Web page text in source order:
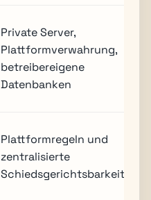
Private Server,
Plattformverwahrung,
betreibereigene
Datenbanken
Plattformregeln und
zentralisierte
Schiedsgerichtsbarkeit